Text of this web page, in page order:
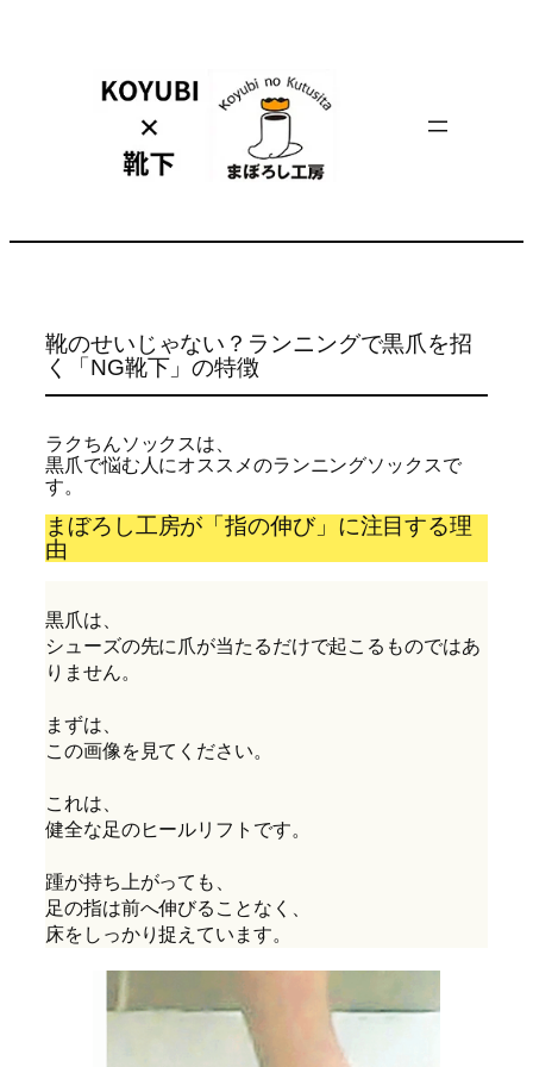
靴のせいじゃない？ランニングで黒爪を招
く「NG靴下」の特徴
ラクちんソックスは、
黒爪で悩む人にオススメのランニングソックスで
す。
まぼろし工房が「指の伸び」に注目する理
由
黒爪は、
シューズの先に爪が当たるだけで起こるものではあ
りません。
まずは、
この画像を見てください。
これは、
健全な足のヒールリフトです。
踵が持ち上がっても、
足の指は前へ伸びることなく、
床をしっかり捉えています。